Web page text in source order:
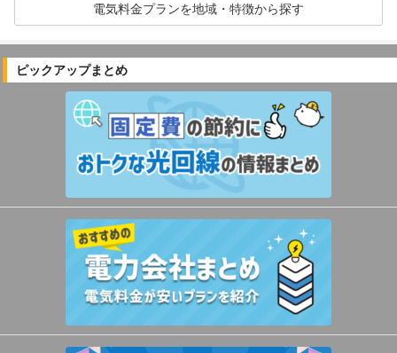
電気料金プランを地域・特徴から探す
ピックアップまとめ